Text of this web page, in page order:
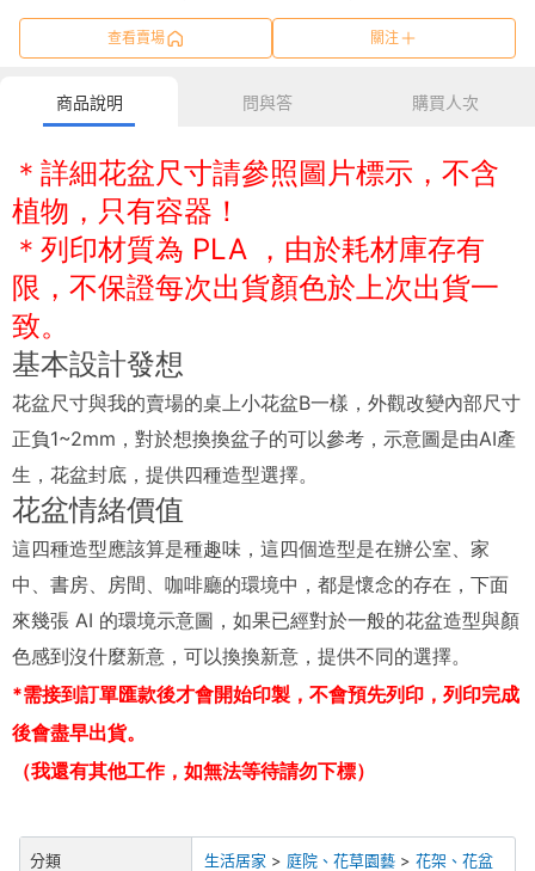
查看賣場 關注
商品說明 問與答 購買人次
＊詳細花盆尺寸請參照圖片標示，不含
植物，只有容器！
＊列印材質為 PLA ，由於耗材庫存有
限，不保證每次出貨顏色於上次出貨一
致。
基本設計發想
花盆尺寸與我的賣場的桌上小花盆B一樣，外觀改變內部尺寸
正負1~2mm，對於想換換盆子的可以參考，示意圖是由AI產
生，花盆封底，提供四種造型選擇。
花盆情緒價值
這四種造型應該算是種趣味，這四個造型是在辦公室、家
中、書房、房間、咖啡廳的環境中，都是懷念的存在，下面
來幾張 AI 的環境示意圖，如果已經對於一般的花盆造型與顏
色感到沒什麼新意，可以換換新意，提供不同的選擇。
*需接到訂單匯款後才會開始印製，不會預先列印，列印完成
後會盡早出貨。
（我還有其他工作，如無法等待請勿下標）
分類 生活居家 > 庭院、花草園藝 > 花架、花盆